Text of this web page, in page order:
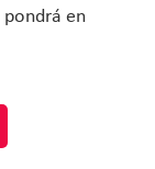
en